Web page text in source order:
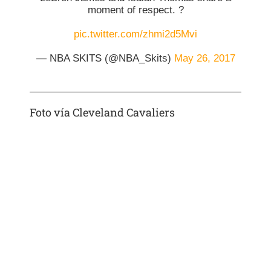
moment of respect. ?
pic.twitter.com/zhmi2d5Mvi
— NBA SKITS (@NBA_Skits) May 26, 2017
Foto vía Cleveland Cavaliers